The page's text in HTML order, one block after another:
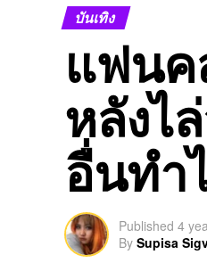
บันเทิง
แฟนค
หลังไ
อื่นทำ
Published 4
By Supisa